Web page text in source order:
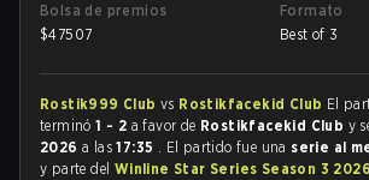
Bolsa de premios
$47507
Formato
Best of 3
Rostik999 Club vs Rostikfacekid Club El
terminó1 - 2 a favor de Rostikfacekid Club y
2026 a las17:35 . El partido fue una serie al
y parte del Winline Star Series Season 3 2026